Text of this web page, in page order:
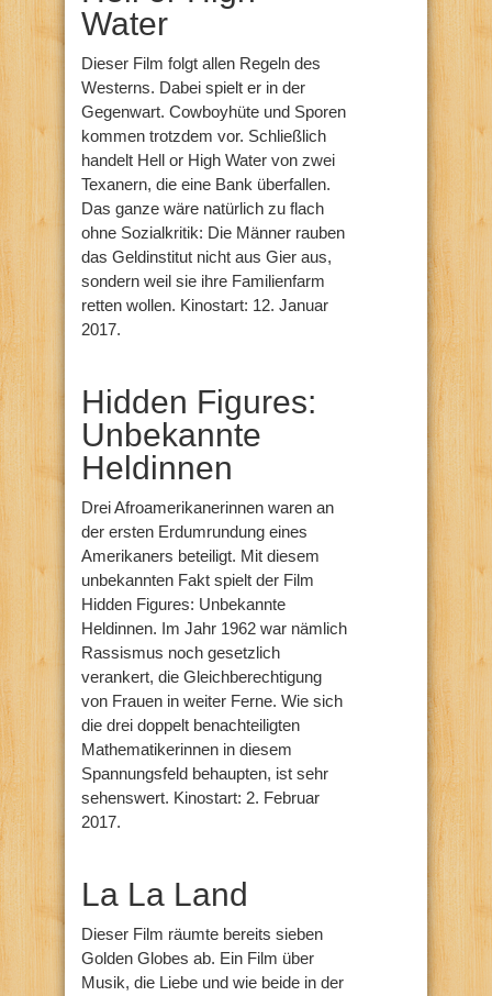
Water
Dieser Film folgt allen Regeln des
Westerns. Dabei spielt er in der
Gegenwart. Cowboyhüte und Sporen
kommen trotzdem vor. Schließlich
handelt Hell or High Water von zwei
Texanern, die eine Bank überfallen.
Das ganze wäre natürlich zu flach
ohne Sozialkritik: Die Männer rauben
das Geldinstitut nicht aus Gier aus,
sondern weil sie ihre Familienfarm
retten wollen. Kinostart: 12. Januar
2017.
Hidden Figures:
Unbekannte
Heldinnen
Drei Afroamerikanerinnen waren an
der ersten Erdumrundung eines
Amerikaners beteiligt. Mit diesem
unbekannten Fakt spielt der Film
Hidden Figures: Unbekannte
Heldinnen. Im Jahr 1962 war nämlich
Rassismus noch gesetzlich
verankert, die Gleichberechtigung
von Frauen in weiter Ferne. Wie sich
die drei doppelt benachteiligten
Mathematikerinnen in diesem
Spannungsfeld behaupten, ist sehr
sehenswert. Kinostart: 2. Februar
2017.
La La Land
Dieser Film räumte bereits sieben
Golden Globes ab. Ein Film über
Musik, die Liebe und wie beide in der